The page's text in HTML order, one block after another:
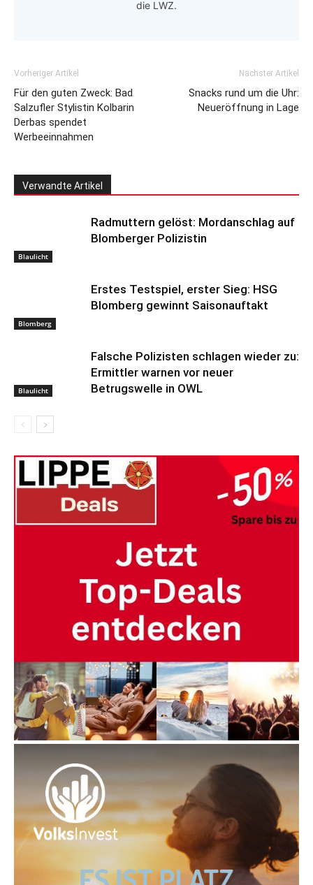
die LWZ.
Vorheriger Artikel
Für den guten Zweck: Bad
Salzufler Stylistin Kolbarin
Derbas spendet
Werbeeinnahmen
Nächster Artikel
Snacks rund um die Uhr:
Neueröffnung in Lage
Verwandte Artikel
Blaulicht
Radmuttern gelöst: Mordanschlag auf
Blomberger Polizistin
Blomberg
Erstes Testspiel, erster Sieg: HSG
Blomberg gewinnt Saisonauftakt
Blaulicht
Falsche Polizisten schlagen wieder zu:
Ermittler warnen vor neuer
Betrugswelle in OWL